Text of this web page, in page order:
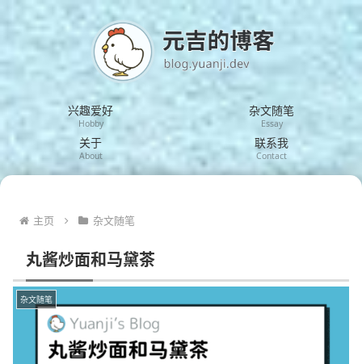
兴趣爱好
Hobby
杂文随笔
Essay
关于
About
联系我
Contact
主页 杂文随笔
丸酱炒面和马黛茶
杂文随笔